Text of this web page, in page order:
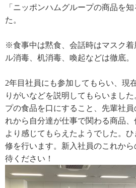
「ニッポンハムグループの商品を
た。
※食事中は黙食、会話時はマスク着
ル消毒、机消毒、喚起などは徹底。
2年目社員にも参加してもらい、現
りがいなどを説明してもらいまし
プの食品を口にすること、先輩社
れから自分達が仕事で関わる商品
より感じてもらえたようでした。
修を行います。新入社員のこれか
待ください！